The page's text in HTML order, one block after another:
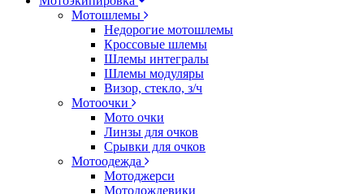
Мотошлемы
Недорогие мотошлемы
Кроссовые шлемы
Шлемы интегралы
Шлемы модуляры
Визор, стекло, з/ч
Мотоочки
Мото очки
Линзы для очков
Срывки для очков
Мотоодежда
Мотоджерси
Мотодождевики